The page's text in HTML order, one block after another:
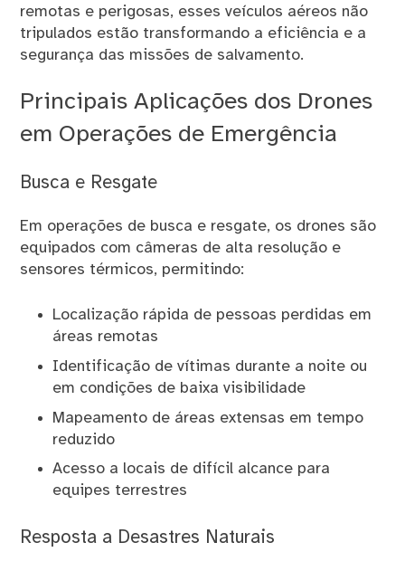
remotas e perigosas, esses veículos aéreos não
tripulados estão transformando a eficiência e a
segurança das missões de salvamento.
Principais Aplicações dos Drones
em Operações de Emergência
Busca e Resgate
Em operações de busca e resgate, os drones são
equipados com câmeras de alta resolução e
sensores térmicos, permitindo:
Localização rápida de pessoas perdidas em
áreas remotas
Identificação de vítimas durante a noite ou
em condições de baixa visibilidade
Mapeamento de áreas extensas em tempo
reduzido
Acesso a locais de difícil alcance para
equipes terrestres
Resposta a Desastres Naturais